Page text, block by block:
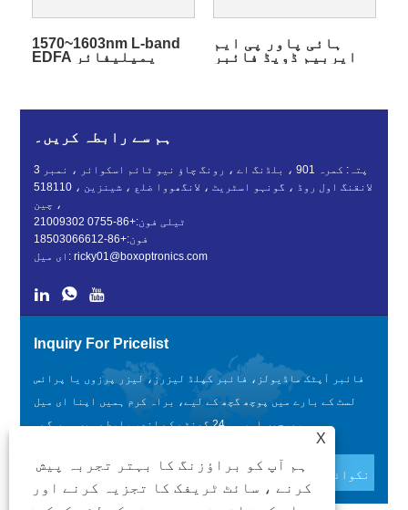
1570~1603nm L-band
EDFA یمپلیفائر
ہائی پاور پی ایم
ایربیم ڈوپڈ فائبر
ہم سے رابطہ کریں۔
پتہ: کمرہ 901 ، بلڈنگ اے ، رونگ چاؤ نیو ٹائم اسکوائر ، نمبر 3
لانقنگ اول روڈ ، گونہو اسٹریٹ ، لانگھووا ضلع ، شینزین ، 518110
، چین
ٹیلی فون:+86-0755 21009302
فون:+86-18503066612
ای میل:ricky01@boxoptronics.com
Inquiry For Pricelist
فائبر آپٹک ماڈیولز، فائبر کپلڈ لیزرز، لیزر پرزوں یا پرائس
لسٹ کے بارے میں پوچھ گچھ کے لیے، براہ کرم ہمیں اپنا ای میل
بھیجیں اور ہم 24 گھنٹے کے اندر رابطے میں ہوں گے۔
X
ہم آپ کو براؤزنگ کا بہتر تجربہ پیش
کرنے ، سائٹ ٹریفک کا تجزیہ کرنے اور